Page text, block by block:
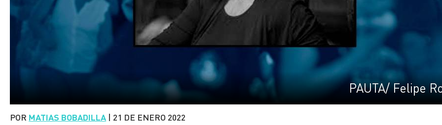
PAUTA/ Felipe
POR MATIAS BOBADILLA | 21 DE ENERO 2022